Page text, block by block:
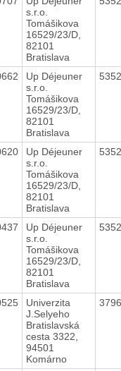
s.r.o.
Tomášikova
16529/23/D,
82101
Bratislava
Up Déjeuner
s.r.o.
Tomášikova
16529/23/D,
82101
Bratislava
Up Déjeuner
s.r.o.
Tomášikova
16529/23/D,
82101
Bratislava
Up Déjeuner
s.r.o.
Tomášikova
16529/23/D,
82101
Bratislava
Univerzita
J.Selyeho
Bratislavská
cesta 3322,
94501
Komárno